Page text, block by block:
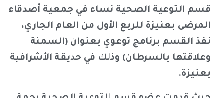
قسم التوعية الصحية نساء في جمعية أصدقاء
المرضى بعنيزة للربع الأول من العام الجاري،
نفذ القسم برنامج توعوي بعنوان (السمنة
وعلاقتها بالسرطان) وذلك في حديقة الأشرافية
بعنيزة.